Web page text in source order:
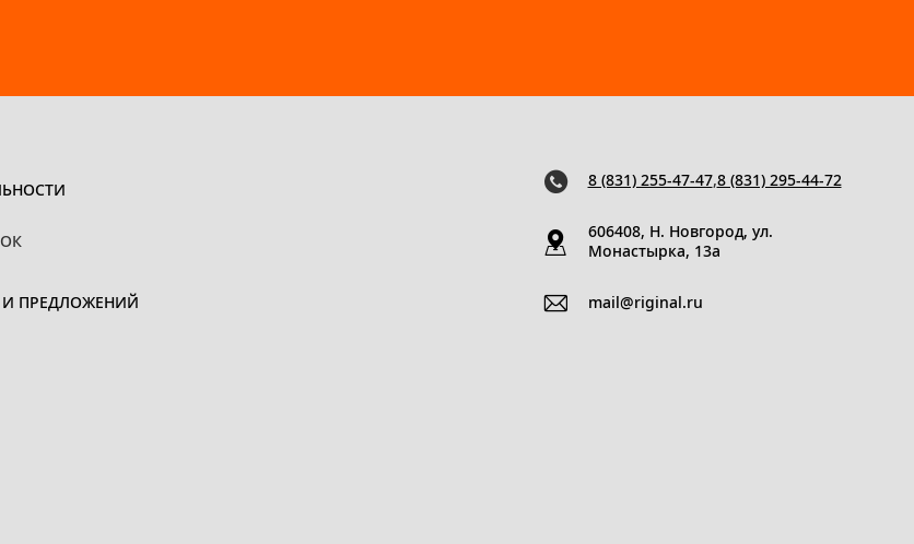
И ПРЕДЛОЖЕНИЙ
8 (831) 255-47-47,8 (831) 295-44-72
606408, Н. Новгород, ул.
Монастырка, 13a
mail@riginal.ru